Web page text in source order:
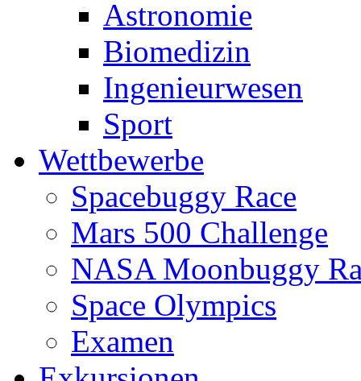
Astronomie
Biomedizin
Ingenieurwesen
Sport
Wettbewerbe
Spacebuggy Race
Mars 500 Challenge
NASA Moonbuggy
Space Olympics
Examen